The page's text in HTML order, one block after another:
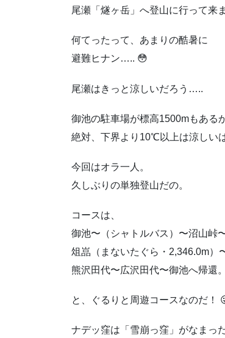
尾瀬「燧ヶ岳」へ登山に行って来
何てったって、あまりの酷暑に
避難ヒナン….. 😳
尾瀬はきっと涼しいだろう…..
御池の駐車場が標高1500mもある
絶対、下界より10℃以上は涼し
今回はオラ一人。
久しぶりの単独登山だの。
コースは、
御池〜（シャトルバス）〜沼山峠
俎嵓（まないたぐら・2,346.0m）
熊沢田代〜広沢田代〜御池へ帰還。
と、ぐるりと周遊コースなのだ！
ナデッ窪は「雪崩っ窪」がなまっ